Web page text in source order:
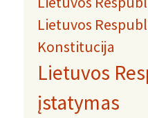
Lietuvos
Konstitucija
Lietuvos
įstatymas